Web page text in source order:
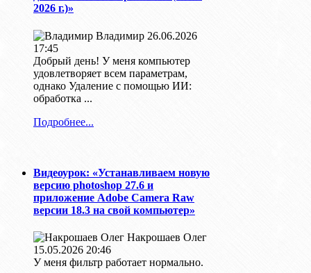
2026 г.)»
Владимир 26.06.2026
17:45
Добрый день! У меня компьютер
удовлетворяет всем параметрам,
однако Удаление с помощью ИИ:
обработка ...
Подробнее...
Видеоурок: «Устанавливаем новую
версию photoshop 27.6 и
приложение Adobe Camera Raw
версии 18.3 на свой компьютер»
Накрошаев Олег
15.05.2026 20:46
У меня фильтр работает нормально.